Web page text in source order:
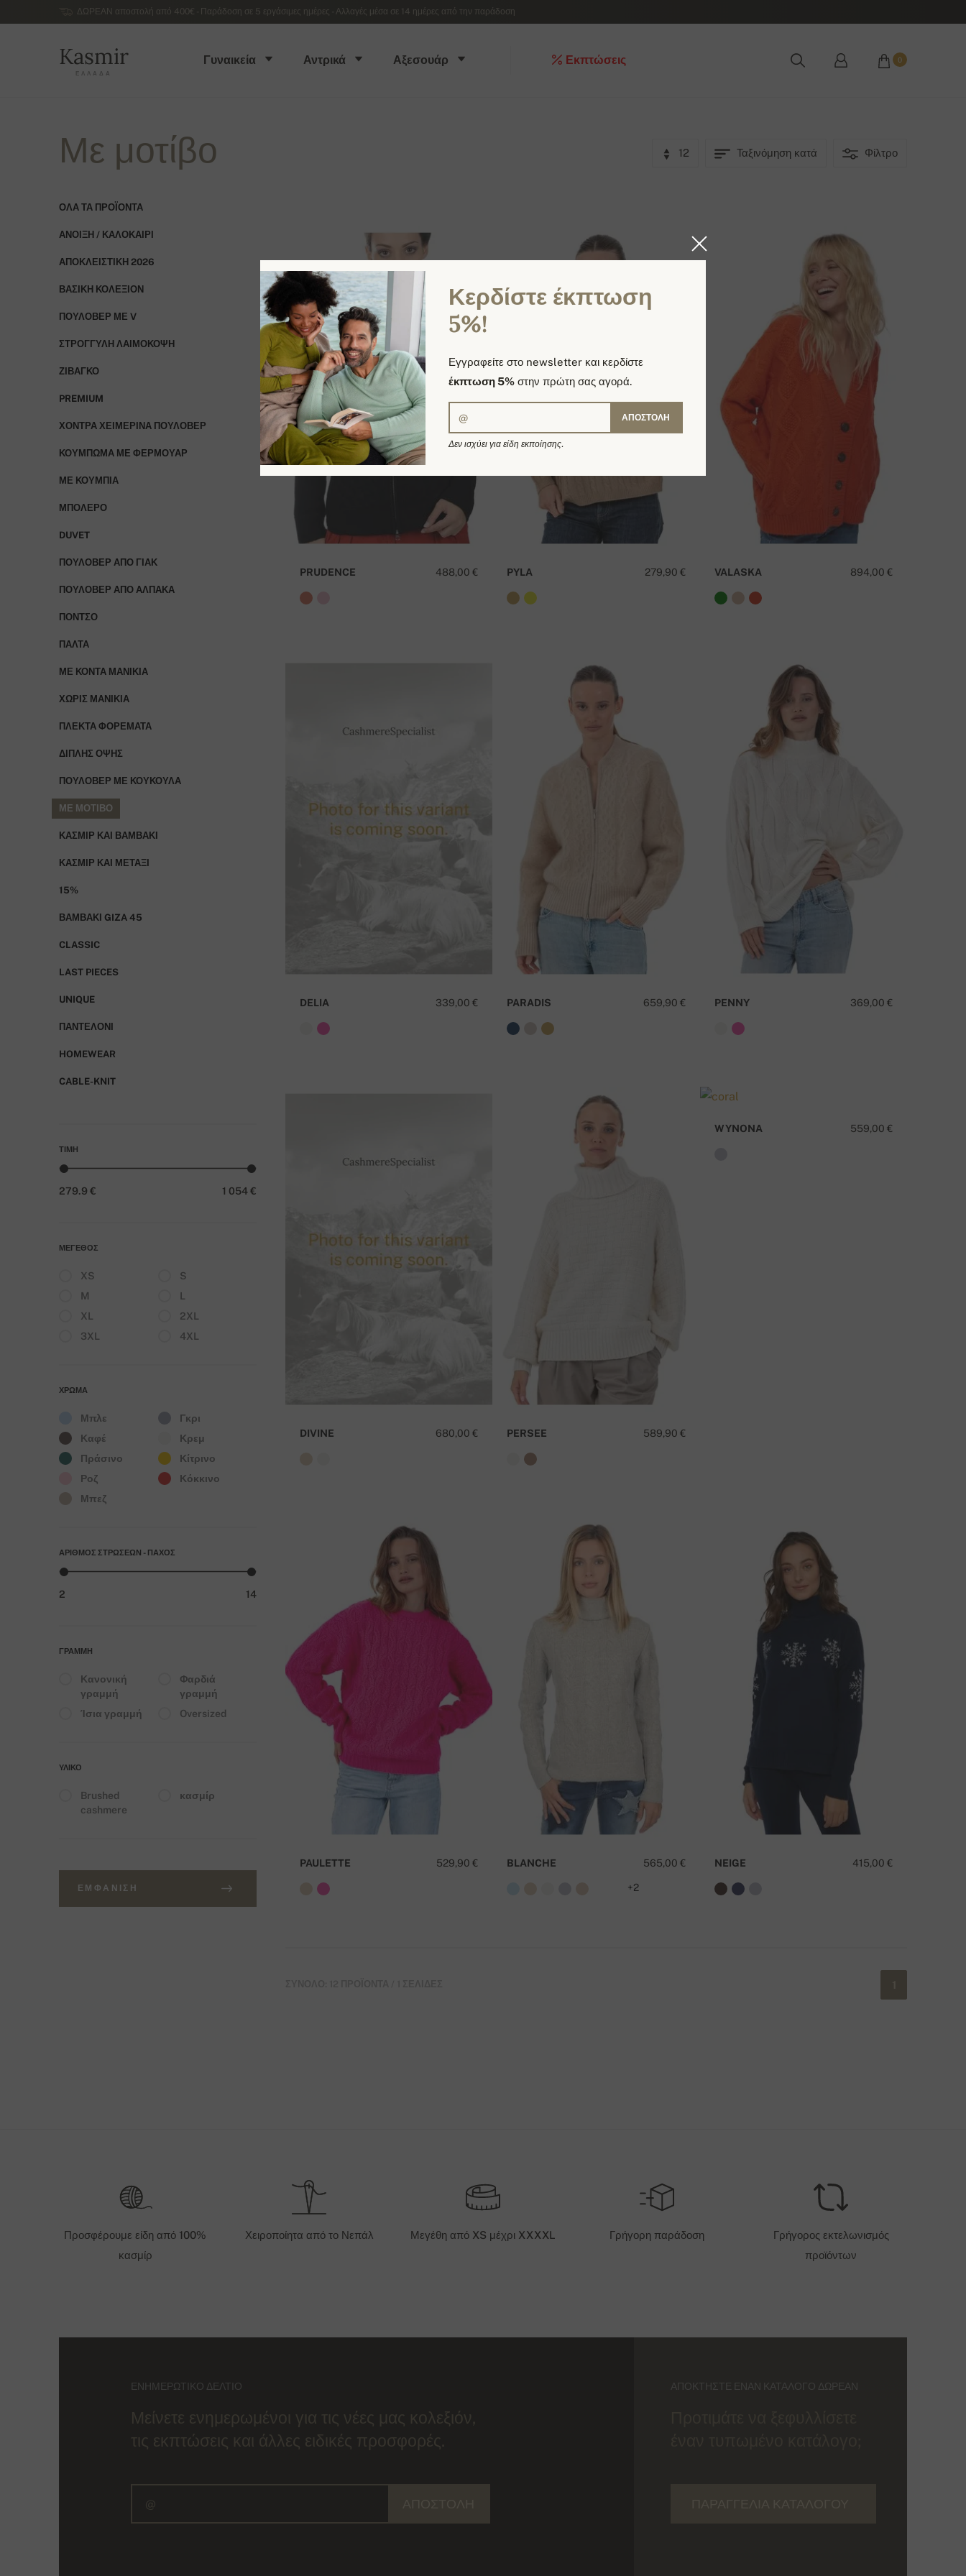
ΔΩΡΕΑΝ αποστολή από 400€ - Παράδοση σε 5 εργάσιμες ημέρες - Αλλαγές μέσα σε 14 ημέρες από την παράδοση
Kasmir
ΕΛΛΆΔΑ
Γυναικεία Αντρικά Αξεσουάρ Εκπτώσεις 0
Με μοτίβο 12 Ταξινόμηση κατά Φίλτρο
ΌΛΑ ΤΑ ΠΡΟΪΌΝΤΑ
ΆΝΟΙΞΗ / ΚΑΛΟΚΑΊΡΙ
ΑΠΟΚΛΕΙΣΤΙΚΉ 2026
ΒΑΣΙΚΉ ΚΟΛΕΞΙΌΝ
ΠΟΥΛΌΒΕΡ ΜΕ V
ΣΤΡΟΓΓΥΛΉ ΛΑΙΜΌΚΟΨΗ
ΖΙΒΆΓΚΟ
PREMIUM
ΧΟΝΤΡΆ ΧΕΙΜΕΡΙΝΆ ΠΟΥΛΌΒΕΡ
ΚΟΎΜΠΩΜΑ ΜΕ ΦΕΡΜΟΥΆΡ
ΜΕ ΚΟΥΜΠΙΆ
ΜΠΟΛΕΡΌ
DUVET
ΠΟΥΛΌΒΕΡ ΑΠΌ ΓΙΑΚ
ΠΟΥΛΌΒΕΡ ΑΠΌ ΑΛΠΑΚΆ
ΠΌΝΤΣΟ
ΠΑΛΤΆ
ΜΕ ΚΟΝΤΆ ΜΑΝΊΚΙΑ
ΧΩΡΊΣ ΜΑΝΊΚΙΑ
ΠΛΕΚΤΆ ΦΟΡΈΜΑΤΑ
ΔΙΠΛΉΣ ΌΨΗΣ
ΠΟΥΛΌΒΕΡ ΜΕ ΚΟΥΚΟΎΛΑ
ΜΕ ΜΟΤΊΒΟ
ΚΑΣΜΊΡ ΚΑΙ ΒΑΜΒΆΚΙ
ΚΑΣΜΊΡ ΚΑΙ ΜΕΤΆΞΙ
15%
ΒΑΜΒΆΚΙ GIZA 45
CLASSIC
LAST PIECES
UNIQUE
ΠΑΝΤΕΛΌΝΙ
HOMEWEAR
CABLE-KNIT
ΤΙΜΉ
279.9 € 1 054 €
ΜΈΓΕΘΟΣ
XS
S
M
L
XL
2XL
3XL
4XL
ΧΡΏΜΑ
Μπλε
Γκρι
Καφέ
Κρεμ
Πράσινο
Κίτρινο
Ροζ
Κόκκινο
Μπεζ
ΑΡΙΘΜΌΣ ΣΤΡΏΣΕΩΝ - ΠΆΧΟΣ
2 14
ΓΡΑΜΜΉ
Κανονική
γραμμή
Φαρδιά
γραμμή
Ίσια γραμμή
Oversized
ΥΛΙΚΌ
Brushed
cashmere
κασμίρ
ΕΜΦΆΝΙΣΗ
488,00 €
PRUDENCE 279,90 €
PYLA 894,00 €
VALASKA
339,00 €
DELIA 659,90 €
PARADIS 369,00 €
PENNY
680,00 €
DIVINE 589,90 €
PERSEE
559,00 €
WYNONA
529,90 €
PAULETTE 565,00 €
BLANCHE
+2
415,00 €
NEIGE
Προσφέρουμε είδη από 100%
κασμίρ
Χειροποίητα από το Νεπάλ Μεγέθη από XS μέχρι XXXXL Γρήγορη παράδοση
Γρήγορος εκτελωνισμός
προϊόντων
ΕΝΗΜΕΡΩΤΙΚΌ ΔΕΛΤΊΟ
Μείνετε ενημερωμένοι για τις νέες μας κολεξιόν,
τις εκπτώσεις και άλλες ειδικές προσφορές.
ΑΠΟΚΤΉΣΤΕ ΈΝΑΝ ΚΑΤΆΛΟΓΟ ΔΩΡΕΆΝ
Κερδίστε έκπτωση
5%!
Εγγραφείτε στο newsletter και κερδίστε
έκπτωση 5% στην πρώτη σας αγορά.
ΑΠΟΣΤΟΛΉ
Δεν ισχύει για είδη εκποίησης.